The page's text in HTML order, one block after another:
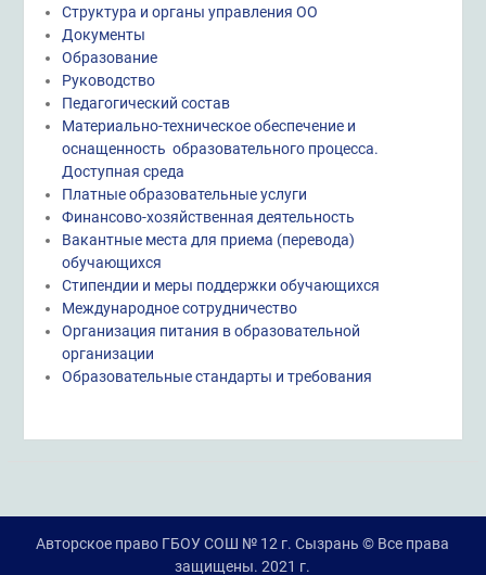
Структура и органы управления ОО
Документы
Образование
Руководство
Педагогический состав
Материально-техническое обеспечение и
оснащенность образовательного процесса.
Доступная среда
Платные образовательные услуги
Финансово-хозяйственная деятельность
Вакантные места для приема (перевода)
обучающихся
Стипендии и меры поддержки обучающихся
Международное сотрудничество
Организация питания в образовательной
организации
Образовательные стандарты и требования
Авторское право ГБОУ СОШ № 12 г. Сызрань © Все права
защищены. 2021 г.